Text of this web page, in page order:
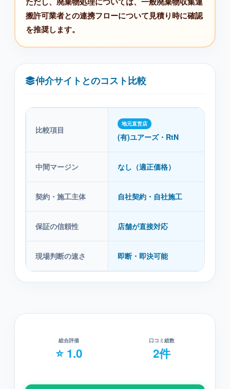
搬許可業者との連携フローについて見積り時に確認
を推奨します。
仲介サイトとのコスト比較
比較項目
地元直営店
(有)ユアーズ・RtN
中間マージン なし（適正価格）
契約・施工主体 自社契約・自社施工
保証の信頼性 店舗が直接対応
現場判断の速さ 即断・即決可能
総合評価
⭐ 1.0
口コミ総数
2件